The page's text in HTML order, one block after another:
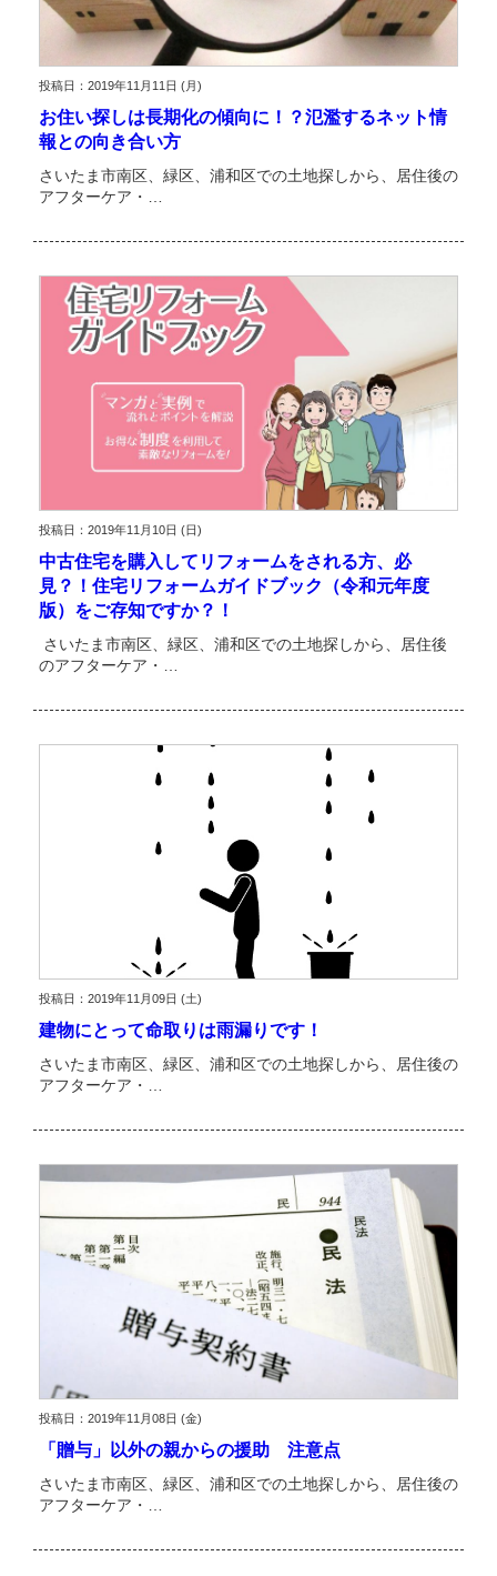
投稿日：2019年11月11日 (月)
お住い探しは長期化の傾向に！？氾濫するネット情
報との向き合い方
さいたま市南区、緑区、浦和区での土地探しから、居住後の
アフターケア・…
投稿日：2019年11月10日 (日)
中古住宅を購入してリフォームをされる方、必
見？！住宅リフォームガイドブック（令和元年度
版）をご存知ですか？！
さいたま市南区、緑区、浦和区での土地探しから、居住後
のアフターケア・…
投稿日：2019年11月09日 (土)
建物にとって命取りは雨漏りです！
さいたま市南区、緑区、浦和区での土地探しから、居住後の
アフターケア・…
投稿日：2019年11月08日 (金)
「贈与」以外の親からの援助 注意点
さいたま市南区、緑区、浦和区での土地探しから、居住後の
アフターケア・…